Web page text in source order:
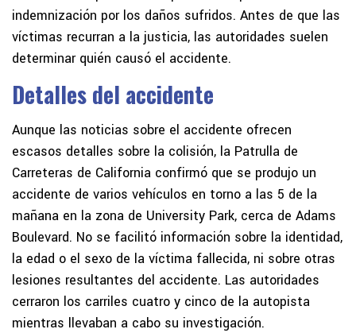
indemnización por los daños sufridos. Antes de que las
víctimas recurran a la justicia, las autoridades suelen
determinar quién causó el accidente.
Detalles del accidente
Aunque las noticias sobre el accidente ofrecen
escasos detalles sobre la colisión, la Patrulla de
Carreteras de California confirmó que se produjo un
accidente de varios vehículos en torno a las 5 de la
mañana en la zona de University Park, cerca de Adams
Boulevard. No se facilitó información sobre la identidad,
la edad o el sexo de la víctima fallecida, ni sobre otras
lesiones resultantes del accidente. Las autoridades
cerraron los carriles cuatro y cinco de la autopista
mientras llevaban a cabo su investigación.